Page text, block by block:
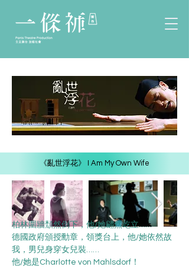
《亂世浮花》 I Am My Own Wife
柏林圍牆頹然倒下，他/她翩然屹立……
德國政府頒授勳章，領獎台上，他/她依然故
我，男兒身穿女兒裝……
他/她是Charlotte von Mahlsdorf！